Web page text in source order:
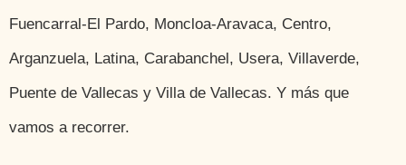
Fuencarral-El Pardo, Moncloa-Aravaca, Centro,
Arganzuela, Latina, Carabanchel, Usera, Villaverde,
Puente de Vallecas y Villa de Vallecas. Y más que
vamos a recorrer.